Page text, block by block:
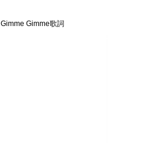
Gimme Gimme歌詞